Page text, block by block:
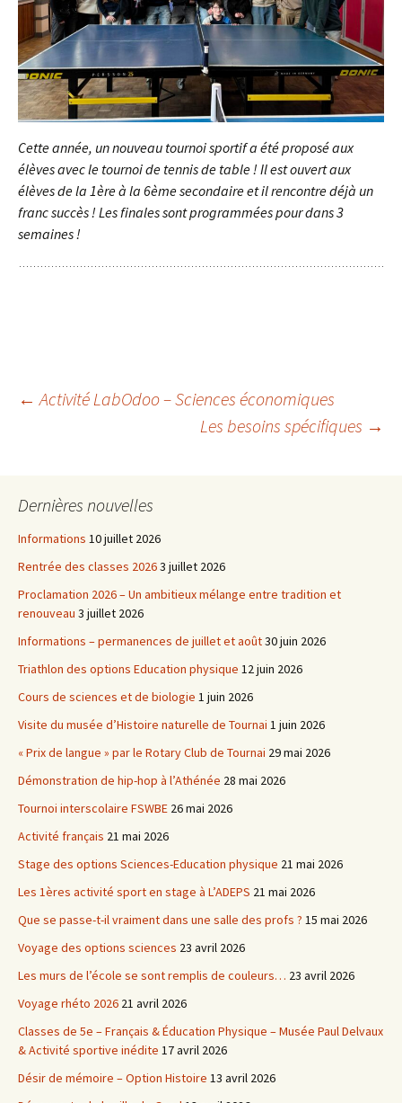
Cette année, un nouveau tournoi sportif a été proposé aux
élèves avec le tournoi de tennis de table ! Il est ouvert aux
élèves de la 1ère à la 6ème secondaire et il rencontre déjà un
franc succès ! Les finales sont programmées pour dans 3
semaines !
Navigation
articles
← Activité LabOdoo – Sciences économiques
Les besoins spécifiques →
Dernières nouvelles
Informations 10 juillet 2026
Rentrée des classes 20263 juillet 2026
Proclamation 2026 – Un ambitieux mélange entre tradition et
renouveau 3 juillet 2026
Informations – permanences de juillet et août30 juin 2026
Triathlon des options Education physique 12 juin 2026
Cours de sciences et de biologie 1 juin 2026
Visite du musée d’Histoire naturelle de Tournai 1 juin 2026
« Prix de langue » par le Rotary Club de Tournai 29 mai 2026
Démonstration de hip-hop à l’Athénée 28 mai 2026
Tournoi interscolaire FSWBE 26 mai 2026
Activité français 21 mai 2026
Stage des options Sciences-Education physique 21 mai 2026
Les 1ères activité sport en stage à L’ADEPS 21 mai 2026
Que se passe-t-il vraiment dans une salle des profs ? 15 mai 2026
Voyage des options sciences 23 avril 2026
Les murs de l’école se sont remplis de couleurs… 23 avril 2026
Voyage rhéto 2026 21 avril 2026
Classes de 5e – Français & Éducation Physique – Musée Paul Delvaux
& Activité sportive inédite 17 avril 2026
Désir de mémoire – Option Histoire 13 avril 2026